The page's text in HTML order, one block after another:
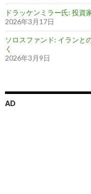
ドラッケンミラー氏: 投資
2026年3月17日
ソロスファンド: イランと
く
2026年3月9日
AD